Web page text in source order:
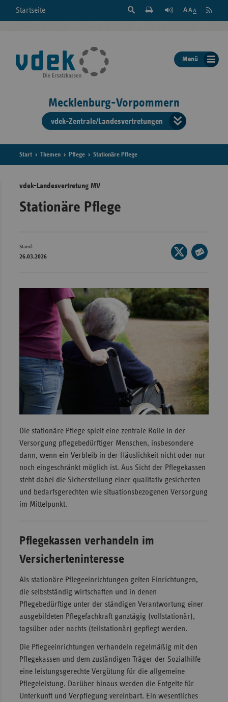
Startseite
Suche
der
Seite
Feed
Menü
Mecklenburg-Vorpommern
vdek-Zentrale/Landesvertretungen
der
Start Themen Pflege Stationäre Pflege
vdek-Landesvertretung MV
Stationäre Pflege
Stand:
26.03.2026
Seite
auf
E-
Mail
teilen
Die stationäre Pflege spielt eine zentrale Rolle in der
Versorgung pflegebedürftiger Menschen, insbesondere
dann, wenn ein Verbleib in der Häuslichkeit nicht oder nur
noch eingeschränkt möglich ist. Aus Sicht der Pflegekassen
steht dabei die Sicherstellung einer qualitativ gesicherten
und bedarfsgerechten wie situationsbezogenen Versorgung
im Mittelpunkt.
Pflegekassen verhandeln im
Versicherteninteresse
Als stationäre Pflegeeinrichtungen gelten Einrichtungen,
die selbstständig wirtschaften und in denen
Pflegebedürftige unter der ständigen Verantwortung einer
ausgebildeten Pflegefachkraft ganztägig (vollstationär),
tagsüber oder nachts (teilstationär) gepflegt werden.
Die Pflegeeinrichtungen verhandeln regelmäßig mit den
Pflegekassen und dem zuständigen Träger der Sozialhilfe
eine leistungsgerechte Vergütung für die allgemeine
Pflegeleistung. Darüber hinaus werden die Entgelte für
Unterkunft und Verpflegung vereinbart. Ein wesentliches